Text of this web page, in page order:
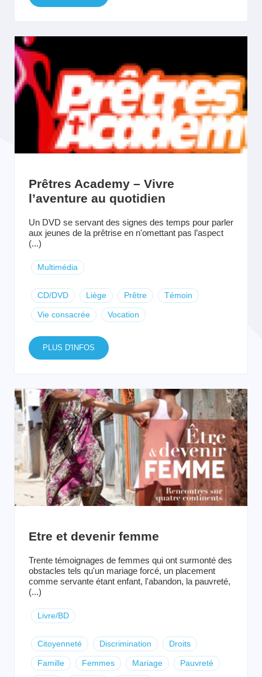
Prêtres Academy – Vivre
l’aventure au quotidien
Un DVD se servant des signes des temps pour parler
aux jeunes de la prêtrise en n'omettant pas l’aspect
(...)
Multimédia
CD/DVD Liège Prêtre Témoin
Vie consacrée Vocation
PLUS D'INFOS
Etre et devenir femme
Trente témoignages de femmes qui ont surmonté des
obstacles tels qu'un mariage forcé, un placement
comme servante étant enfant, l'abandon, la pauvreté,
(...)
Livre/BD
Citoyenneté Discrimination Droits
Famille Femmes Mariage Pauvreté